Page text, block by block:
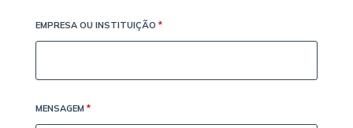
EMPRESA OU INSTITUIÇÃO *
MENSAGEM *